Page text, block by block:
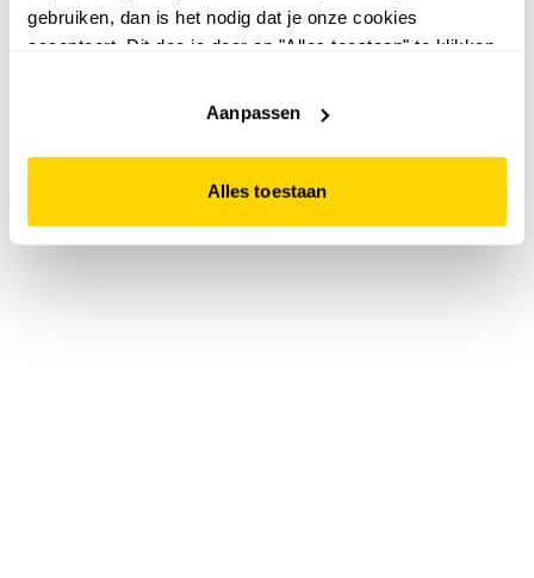
gebruiken, dan is het nodig dat je onze cookies
accepteert. Dit doe je door op "Alles toestaan" te klikken.
website niet optimaal functioneert.
Aanpassen
Alles toestaan